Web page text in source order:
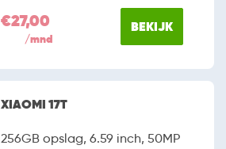
€27,00
/mnd
BEKIJK
XIAOMI 17T
256GB opslag, 6.59 inch, 50MP